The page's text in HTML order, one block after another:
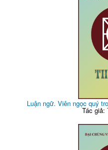
Luận ngữ. Viên ngọc quý
Tác giả: